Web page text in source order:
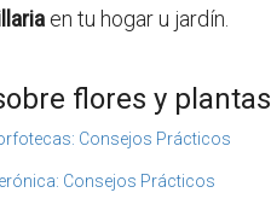
en tu hogar u jardín.
flores y plantas
Consejos Prácticos
Consejos Prácticos